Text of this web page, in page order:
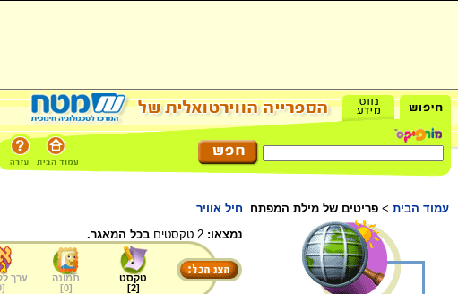
עמוד הבית > פריטים של מילת המפתח חיל אוויר
נמצאו: בכל המאגר.
טקסט
[
2
]
תמונה
[
0
]
ערך
[